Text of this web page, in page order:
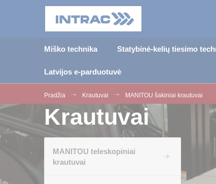
Miško technika Statybinė-kelių tiesimo
Latvijos e-parduotuvė
Pradžia Krautuvai MANITOU šakiniai krautuvai
Krautuvai
MANITOU teleskopiniai
krautuvai